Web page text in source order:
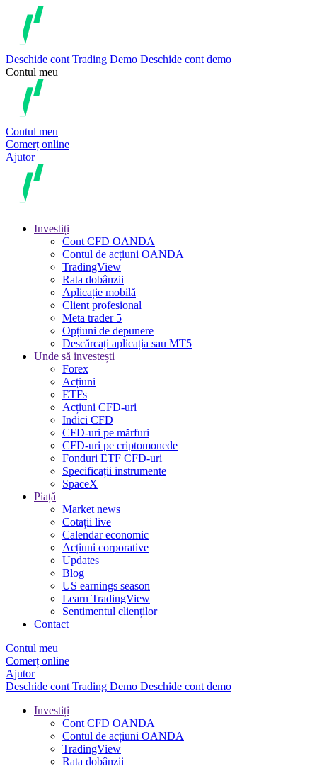
Deschide cont Trading Demo Deschide cont demo
Contul meu
Contul meu
Comerț online
Ajutor
Investiți
Cont CFD OANDA
Contul de acțiuni OANDA
TradingView
Rata dobânzii
Aplicație mobilă
Client profesional
Meta trader 5
Opțiuni de depunere
Descărcați aplicația sau MT5
Unde să investești
Forex
Acțiuni
ETFs
Acțiuni CFD-uri
Indici CFD
CFD-uri pe mărfuri
CFD-uri pe criptomonede
Fonduri ETF CFD-uri
Specificații instrumente
SpaceX
Piață
Market news
Cotații live
Calendar economic
Acțiuni corporative
Updates
Blog
US earnings season
Learn TradingView
Sentimentul clienților
Contact
Contul meu
Comerț online
Ajutor
Deschide cont Trading Demo Deschide cont demo
Investiți
Cont CFD OANDA
Contul de acțiuni OANDA
TradingView
Rata dobânzii